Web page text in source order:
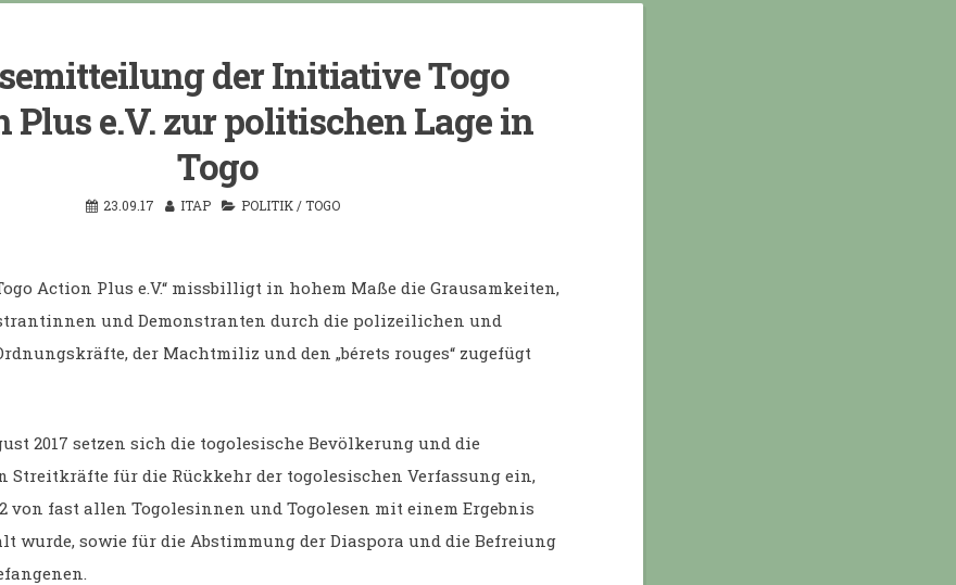
der Initiative Togo
Plus e.V. zur politischen Lage in
Togo
23.09.17 ITAP POLITIK/TOGO
Action Plus e.V.“ missbilligt in hohem Maße die Grausamkeiten,
und Demonstranten durch die polizeilichen und
der Machtmiliz und den „bérets rouges“ zugefügt
2017 setzen sich die togolesische Bevölkerung und die
Streitkräfte für die Rückkehr der togolesischen Verfassung ein,
von fast allen Togolesinnen und Togolesen mit einem Ergebnis
wurde, sowie für die Abstimmung der Diaspora und die Befreiung